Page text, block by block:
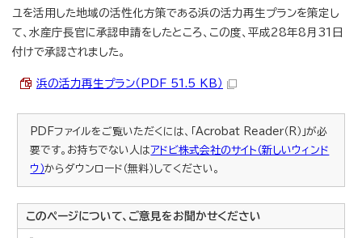
ユを活用した地域の活性化方策である浜の活力再生プランを策定し
て、水産庁長官に承認申請をしたところ、この度、平成28年8月31日
付けで承認されました。
浜の活力再生プラン（PDF 51.5 KB）
PDFファイルをご覧いただくには、「Acrobat Reader（R）」が必
要です。お持ちでない人はアドビ株式会社のサイト（新しいウィンド
ウ）からダウンロード（無料）してください。
このページについて、ご意見をお聞かせください